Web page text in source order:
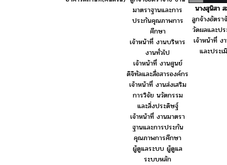
มาตราฐานและการ
ประกันคุณภาพการ
ศึกษา
เจ้าหน้าที่ งานบริหาร
งานทั่วไป
เจ้าหน้าที่ งานศูนย์
ดิจิทัลและสื่อสารองค์กร
เจ้าหน้าที่ งานส่งเสริม
การวิจัย นวัตกรรม
และสิ่งประดิษฐ์
เจ้าหน้าที่ งานมาตรา
ฐานและการประกัน
คุณภาพการศึกษา
ผู้ดูแลระบบ ผู้ดูแล
ระบบหลัก
นางสุนิสา
ลูกจ้างอัตรา
วัดผลและป
เจ้าหน้าที่ ง
และประเ